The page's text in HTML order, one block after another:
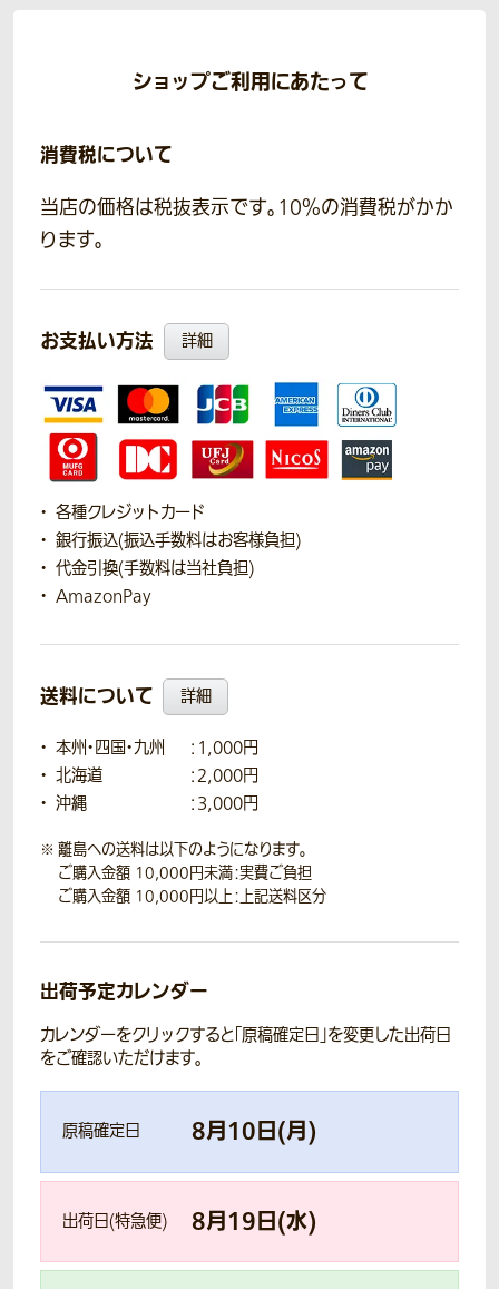
ショップご利用にあたって
消費税について
当店の価格は税抜表示です。10％の消費税がかか
ります。
お支払い方法 詳細
各種クレジットカード
銀行振込(振込手数料はお客様負担)
代金引換(手数料は当社負担)
AmazonPay
送料について 詳細
本州・四国・九州
：1,000円
北海道
：2,000円
沖縄
：3,000円
離島への送料は以下のようになります。
ご購入金額 10,000円未満：実費ご負担
ご購入金額 10,000円以上：上記送料区分
出荷予定カレンダー
カレンダーをクリックすると「原稿確定日」を変更した出荷日
をご確認いただけます。
原稿確定日 8月10日(月)
出荷日(特急便) 8月19日(水)